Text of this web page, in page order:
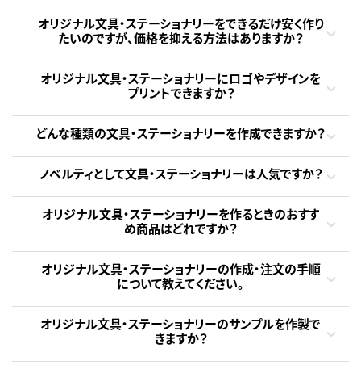
オリジナル文具・ステーショナリーをできるだけ安く作り
たいのですが、価格を抑える方法はありますか？
オリジナル文具・ステーショナリーにロゴやデザインを
プリントできますか？
どんな種類の文具・ステーショナリーを作成できますか？
ノベルティとして文具・ステーショナリーは人気ですか？
オリジナル文具・ステーショナリーを作るときのおすす
め商品はどれですか？
オリジナル文具・ステーショナリーの作成・注文の手順
について教えてください。
オリジナル文具・ステーショナリーのサンプルを作製で
きますか？